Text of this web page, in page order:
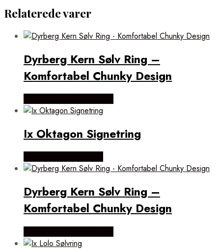
Relaterede varer
Dyrberg Kern Sølv Ring –
Komfortabel Chunky Design
Ix Oktagon Signetring
Dyrberg Kern Sølv Ring –
Komfortabel Chunky Design